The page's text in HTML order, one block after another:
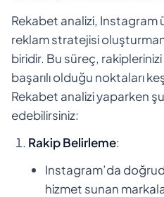
Rekabet analizi, Instagram
reklam stratejisi
biridir. Bu süreç, rakiplerinizi
başarılı olduğu noktaları
Rekabet analizi yaparken
edebilirsiniz:
Rakip Belirleme:
Instagram’da
hizmet sunan